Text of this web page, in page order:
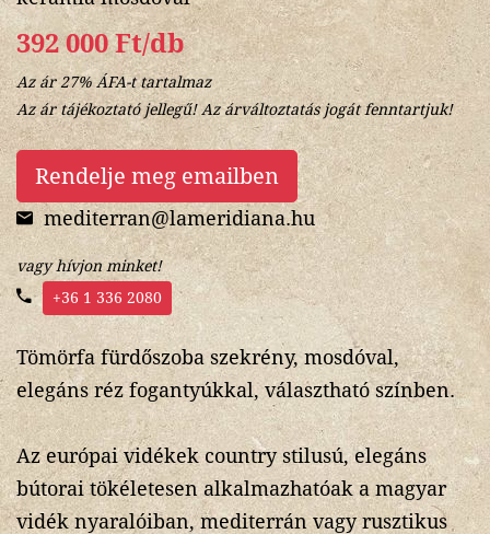
392 000 Ft/db
Az ár 27% ÁFA-t tartalmaz
Az ár tájékoztató jellegű! Az árváltoztatás jogát fenntartjuk!
Rendelje meg emailben
mediterran@lameridiana.hu
vagy hívjon minket!
+36 1 336 2080
Tömörfa fürdőszoba szekrény, mosdóval,
elegáns réz fogantyúkkal, választható színben.
Az európai vidékek country stilusú, elegáns
bútorai tökéletesen alkalmazhatóak a magyar
vidék nyaralóiban, mediterrán vagy rusztikus